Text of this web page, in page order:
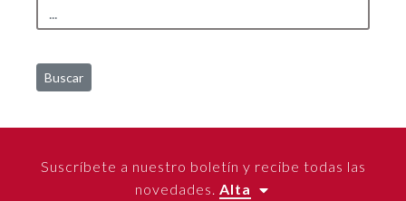
Buscar
Suscríbete a nuestro boletín y recibe todas las
novedades. Alta